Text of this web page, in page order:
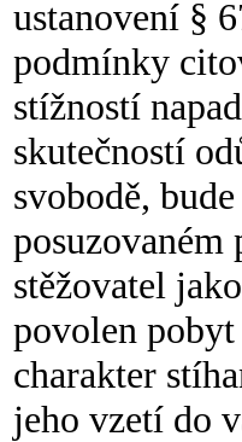
ustanovení §
podmínky
stížností
skutečností
svobodě,
stěžovatel
povolen
charakter
jeho vzetí do